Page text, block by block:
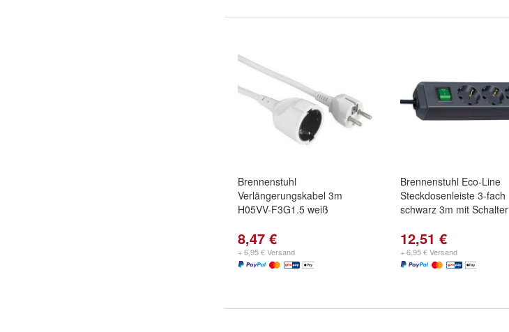
Brennenstuhl
Verlängerungskabel 3m
H05VV-F3G1.5 weiß
8,47 €
+ 6,95 € Versand
Brennenstuhl Eco-Line
Steckdosenleiste 3-fach
schwarz 3m mit Schalter
12,51 €
+ 6,95 € Versand